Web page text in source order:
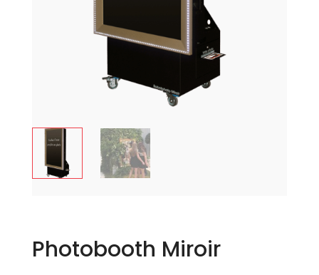
Photobooth Miroir